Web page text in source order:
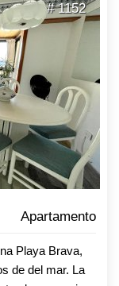
de
# 1152
Apartamento
Playa Brava,
de del mar. La